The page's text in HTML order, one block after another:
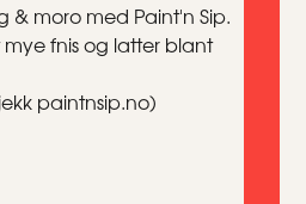
& moro med Paint'n Sip.
fnis og latter blant
paintnsip.no)